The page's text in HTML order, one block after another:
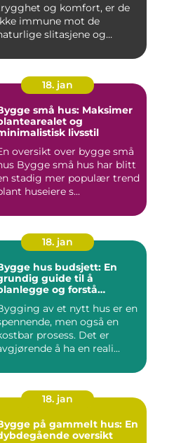
og komfort, er de
immune mot de
slitasjene og
18. jan
små hus: Maksimer
og
livsstil
oversikt over bygge små
små hus har blitt
stadig mer populær trend
huseiere s...
18. jan
hus budsjett: En
guide til å
og forstå
av et nytt hus er en
men også en
prosess. Det er
å ha en reali...
18. jan
på gammelt hus: En
oversikt